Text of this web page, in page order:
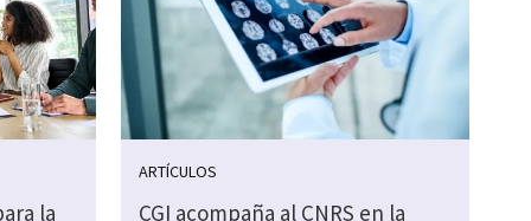
la
ARTÍCULOS
CGI acompaña al CNRS en la